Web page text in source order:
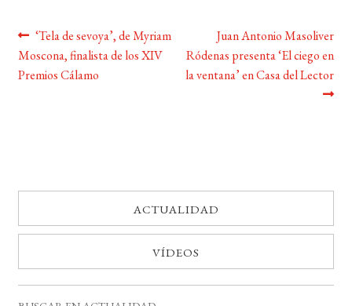
Navegación
de
Anterior:
‘Tela de sevoya’, de Myriam
Moscona, finalista de los XIV
Premios Cálamo
Siguiente:
Juan Antonio Masoliver
Ródenas presenta ‘El ciego en
la ventana’ en Casa del Lector
ACTUALIDAD
VÍDEOS